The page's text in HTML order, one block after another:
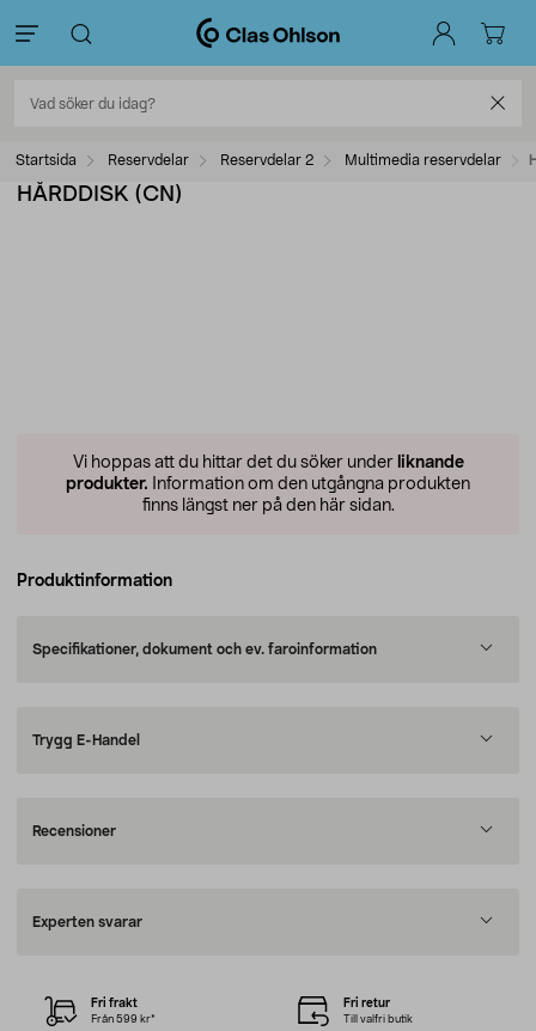
Startsida Reservdelar Reservdelar 2 Multimedia reservdelar
HÅRDDISK (CN)
Vi hoppas att du hittar det du söker under liknande
produkter. Information om den utgångna produkten
finns längst ner på den här sidan.
Produktinformation
Specifikationer, dokument och ev. faroinformation
Trygg E-Handel
Recensioner
Experten svarar
Fri frakt
Från 599 kr*
Fri retur
Till valfri butik